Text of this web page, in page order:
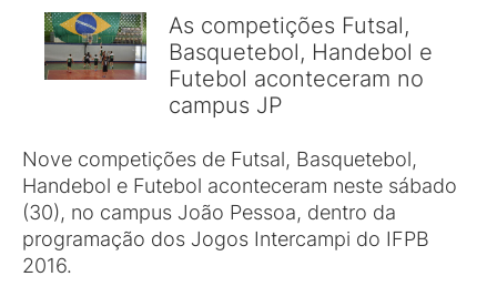
As competições Futsal,
Basquetebol, Handebol e
Futebol aconteceram no
campus JP
Nove competições de Futsal, Basquetebol,
Handebol e Futebol aconteceram neste sábado
(30), no campus João Pessoa, dentro da
programação dos Jogos Intercampi do IFPB
2016.